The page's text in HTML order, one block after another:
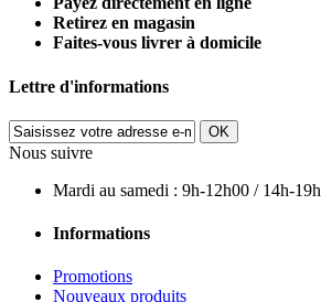
Retirez en magasin
Faites-vous livrer à domicile
Lettre d'informations
OK
Nous suivre
Mardi au samedi : 9h-12h00 / 14h-19h
Informations
Promotions
Nouveaux produits